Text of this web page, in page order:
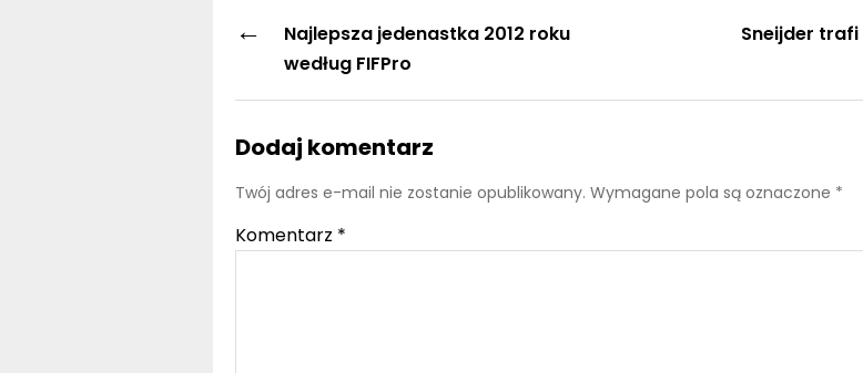
←
Najlepsza jedenastka 2012 roku
według FIFPro
Sneijder
Dodaj komentarz
Twój adres e-mail nie zostanie opublikowany. Wymagane pola są oznaczone *
Komentarz *